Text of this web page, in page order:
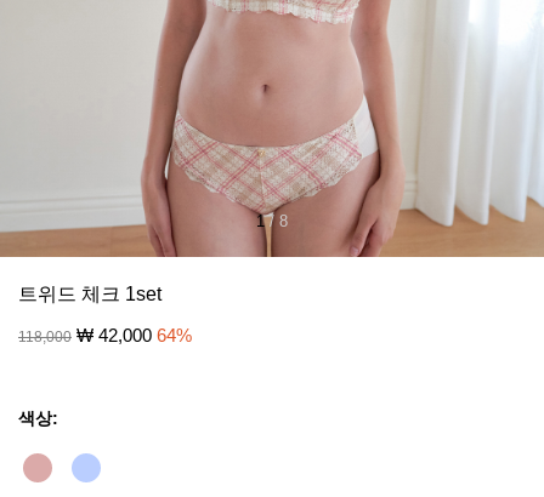
1/ 8
트위드 체크 1set
118,000 ₩ 42,000 64%
색상: